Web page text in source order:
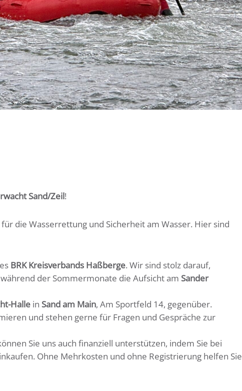
Sand/Zeil!
die Wasserrettung und Sicherheit am Wasser. Hier sind
BRK Kreisverbands Haßberge. Wir sind stolz darauf,
der Sommermonate die Aufsicht am Sander
Halle in Sand am Main, Am Sportfeld 14, gegenüber.
und stehen gerne für Fragen und Gespräche zur
Sie uns auch finanziell unterstützen, indem Sie bei
Ohne Mehrkosten und ohne Registrierung helfen Sie